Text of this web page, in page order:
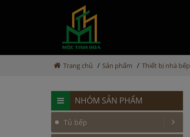
Trang chủ / Sản phẩm / Thiết bị nhà bếp
NHÓM SẢN PHẨM
Tủ bếp